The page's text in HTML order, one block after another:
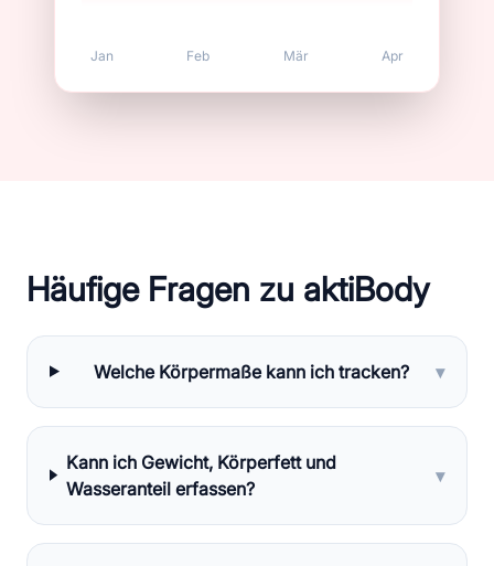
Jan Feb Mär Apr
Häufige Fragen zu aktiBody
Welche Körpermaße kann ich tracken? ▾
Kann ich Gewicht, Körperfett und
Wasseranteil erfassen?
▾